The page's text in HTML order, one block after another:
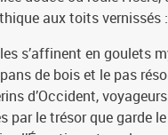
aux toits vernissés
s’affinent en goulets
de bois et le pas
d’Occident,
par le trésor que garde